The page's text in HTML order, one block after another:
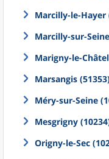
Marcilly-le-Hayer
Marcilly-sur-
Marigny-le-
Marsangis
Méry-sur-Seine
Mesgrigny
Origny-le-Sec